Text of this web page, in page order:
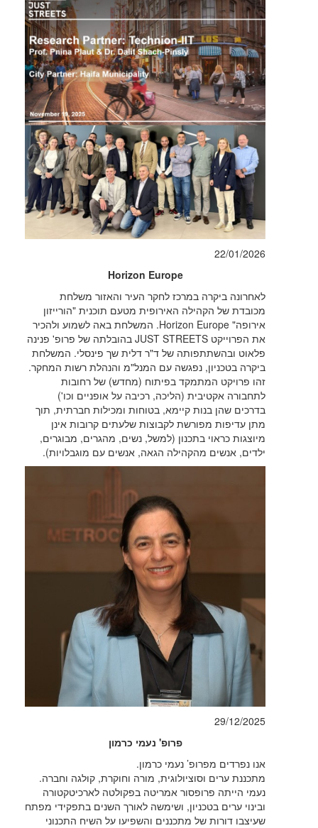
22/01/2026
Horizon Europe
לאחרונה ביקרה במרכז לחקר העיר והאזור משלחת
מכובדת של הקהילה האירופית מטעם תוכנית "הורייזון
אירופה" Horizon Europe. המשלחת באה לשמוע ולהכיר
את הפרוייקט JUST STREETS בהובלתה של פרופ' פנינה
פלאוט ובהשתתפותה של ד"ר דלית שך פינסלי. המשלחת
ביקרה בטכניון, נפגשה עם המנל"מ והנהלת רשות המחקר.
זהו פרויקט המתמקד בפיתוח (מחדש) של רחובות
לתחבורה אקטיבית (הליכה, רכיבה על אופניים וכו')
בדרכים שהן בנות קיימא, בטוחות ומכילות חברתית, תוך
מתן עדיפות מפורשת לקבוצות שלעתים קרובות אינן
מיוצגות כראוי בתכנון (למשל, נשים, מהגרים, מבוגרים,
ילדים, אנשים מהקהילה הגאה, אנשים עם מוגבלויות).
29/12/2025
פרופ' נעמי כרמון
אנו נפרדים מפרופ’ נעמי כרמון.
מתכננת ערים וסוציולוגית, מורה וחוקרת, קולגה וחברה.
נעמי הייתה פרופסור אמריטה בפקולטה לארכיטקטורה
ובינוי ערים בטכניון, ושימשה לאורך השנים בתפקידי מפתח
שעיצבו דורות של מתכננים והשפיעו על השיח התכנוני